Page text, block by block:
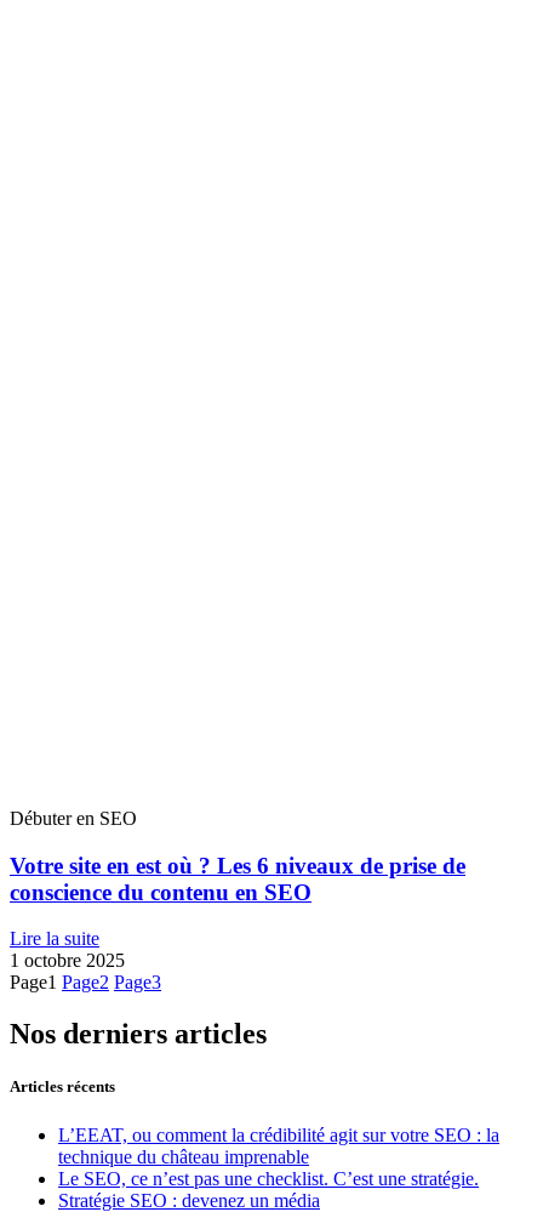
Débuter en SEO
Votre site en est où ? Les 6 niveaux de prise de
conscience du contenu en SEO
Lire la suite
1 octobre 2025
Page1 Page2 Page3
Nos derniers articles
Articles récents
L’EEAT, ou comment la crédibilité agit sur votre SEO : la
technique du château imprenable
Le SEO, ce n’est pas une checklist. C’est une stratégie.
Stratégie SEO : devenez un média